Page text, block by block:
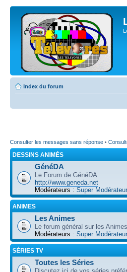
Index du forum
Consulter les messages sans réponse •
DESSINS ANIMÉS
GénéDA
Le Forum de GénéDA
http://www.geneda.net
Modérateurs : Super
ANIMES
Les Animes
Le forum général sur les Animes
Modérateurs : Super
SÉRIES TV
Toutes les Séries
Discutez ici de vos séries